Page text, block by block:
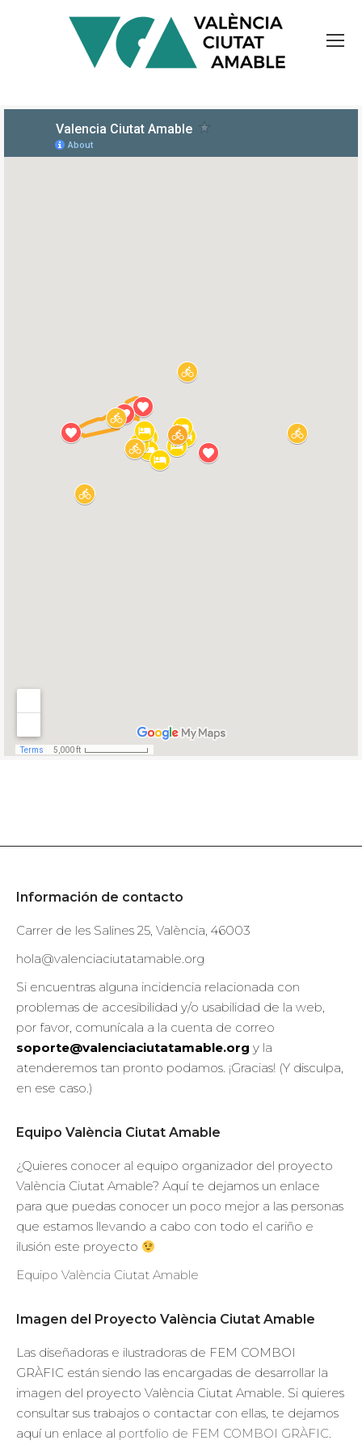
Información de contacto
Carrer de les Salines 25, València, 46003
hola@valenciaciutatamable.org
Si encuentras alguna incidencia relacionada con
problemas de accesibilidad y/o usabilidad de la web,
por favor, comunícala a la cuenta de correo
soporte@valenciaciutatamable.org y la
atenderemos tan pronto podamos. ¡Gracias! (Y disculpa,
en ese caso.)
Equipo València Ciutat Amable
¿Quieres conocer al equipo organizador del proyecto
València Ciutat Amable? Aquí te dejamos un enlace
para que puedas conocer un poco mejor a las personas
que estamos llevando a cabo con todo el cariño e
ilusión este proyecto
Equipo València Ciutat Amable
Imagen del Proyecto València Ciutat Amable
Las diseñadoras e ilustradoras de FEM COMBOI
GRÀFIC están siendo las encargadas de desarrollar la
imagen del proyecto València Ciutat Amable. Si quieres
consultar sus trabajos o contactar con ellas, te dejamos
aquí un enlace al portfolio de FEM COMBOI GRÀFIC.